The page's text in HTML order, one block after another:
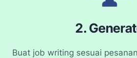
2.
Buat job writing sesuai